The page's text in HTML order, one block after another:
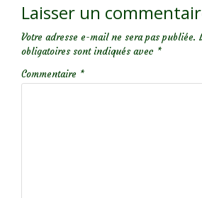
Laisser un
Votre adresse e-mail ne sera pas publiée.
obligatoires sont indiqués avec *
Commentaire *